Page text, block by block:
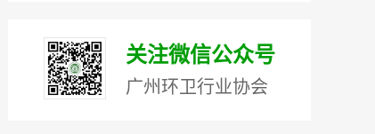
关注微信公众号
广州环卫行业协会